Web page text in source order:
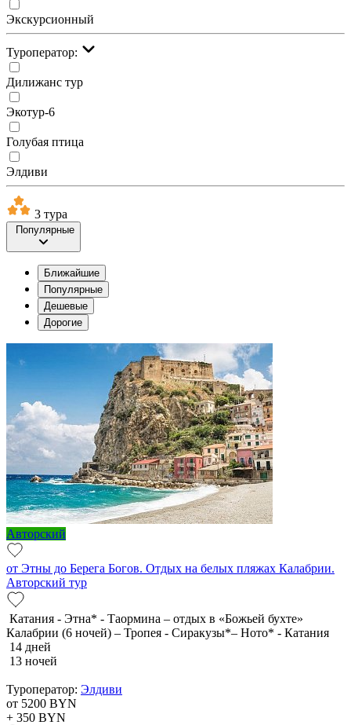
Экскурсионный
Туроператор:
Дилижанс тур
Экотур-6
Голубая птица
Элдиви
3 тура
Популярные
Ближайшие
Популярные
Дешевые
Дорогие
Авторский
от Этны до Берега Богов. Отдых на белых пляжах Калабрии.
Авторский тур
Катания - Этна* - Таормина – отдых в «Божьей бухте»
Калабрии (6 ночей) – Тропея - Сиракузы*– Ното* - Катания
14 дней
13 ночей
Туроператор: Элдиви
от 5200 BYN
+ 350 BYN